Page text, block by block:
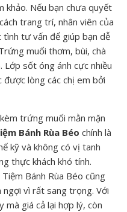
khảo. Nếu bạn chưa quyết
trang trí, nhân viên của
tình tư vấn để giúp bạn dễ
muối thơm, bùi, chà
Lớp sốt óng ánh cực nhiều
được lòng các chị em bởi
trứng muối mằn mặn
Bánh Rùa Béo chính là
kỹ và không có vị tanh
thực khách khó tính.
Bánh Rùa Béo cũng
ngợi vì rất sang trọng. Với
giá cả lại hợp lý, còn